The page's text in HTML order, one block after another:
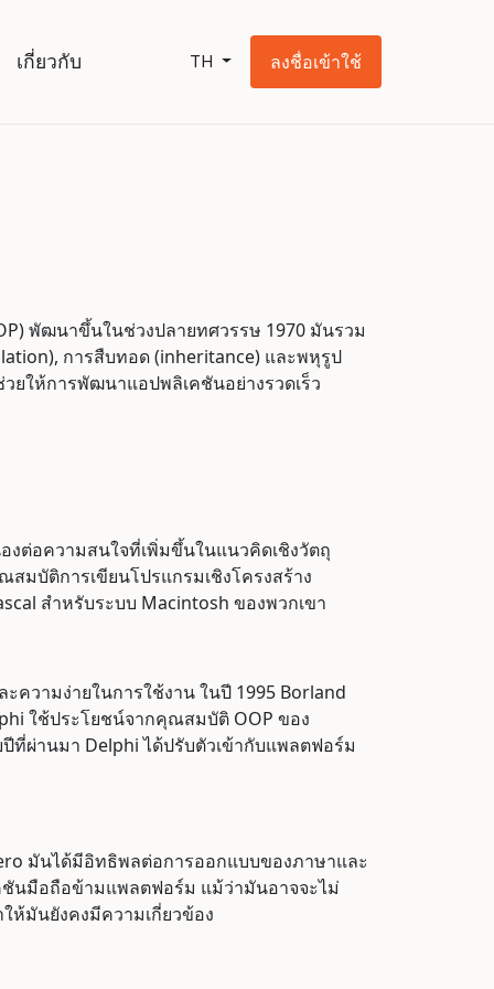
เกี่ยวกับ TH ลงชื่อเข้าใช้
พัฒนาขึ้นในช่วงปลายทศวรรษ 1970 มันรวม
การสืบทอด (inheritance) และพหุรูป
ยให้การพัฒนาแอปพลิเคชันอย่างรวดเร็ว
งต่อความสนใจที่เพิ่มขึ้นในแนวคิดเชิงวัตถุ
มบัติการเขียนโปรแกรมเชิงโครงสร้าง
สำหรับระบบ Macintosh ของพวกเขา
ความง่ายในการใช้งาน ในปี 1995 Borland
ใช้ประโยชน์จากคุณสมบัติ OOP ของ
ผ่านมา Delphi ได้ปรับตัวเข้ากับแพลตฟอร์ม
มันได้มีอิทธิพลต่อการออกแบบของภาษาและ
นมือถือข้ามแพลตฟอร์ม แม้ว่ามันอาจจะไม่
ห้มันยังคงมีความเกี่ยวข้อง